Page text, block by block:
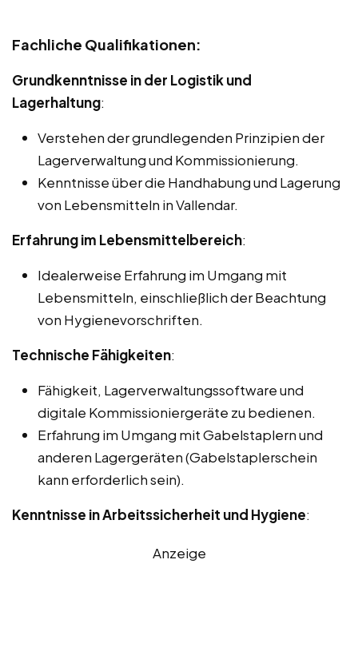
Fachliche Qualifikationen:
Grundkenntnisse in der Logistik und
Lagerhaltung:
Verstehen der grundlegenden Prinzipien der
Lagerverwaltung und Kommissionierung.
Kenntnisse über die Handhabung und Lagerung
von Lebensmitteln in Vallendar.
Erfahrung im Lebensmittelbereich:
Idealerweise Erfahrung im Umgang mit
Lebensmitteln, einschließlich der Beachtung
von Hygienevorschriften.
Technische Fähigkeiten:
Fähigkeit, Lagerverwaltungssoftware und
digitale Kommissioniergeräte zu bedienen.
Erfahrung im Umgang mit Gabelstaplern und
anderen Lagergeräten (Gabelstaplerschein
kann erforderlich sein).
Kenntnisse in Arbeitssicherheit und Hygiene:
Anzeige